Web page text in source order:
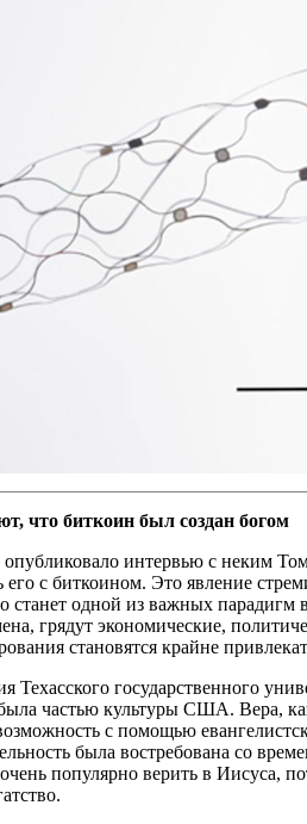
что биткоин был создан богом
интервью с неким
его с биткоином. Это явление
станет одной из важных
грядут экономические,
становятся крайне
Техасского государственного
частью культуры США. Вера,
с помощью
была востребована со
популярно верить в Иисуса,